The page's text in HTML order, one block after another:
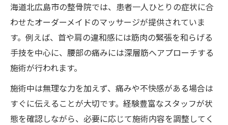
海道北広島市の整骨院では、患者一人ひとりの症状に合
わせたオーダーメイドのマッサージが提供されていま
す。例えば、首や肩の違和感には筋肉の緊張を和らげる
手技を中心に、腰部の痛みには深層筋へアプローチする
施術が行われます。
施術中は無理な力を加えず、痛みや不快感がある場合は
すぐに伝えることが大切です。経験豊富なスタッフが状
態を確認しながら、必要に応じて施術内容を調整してく